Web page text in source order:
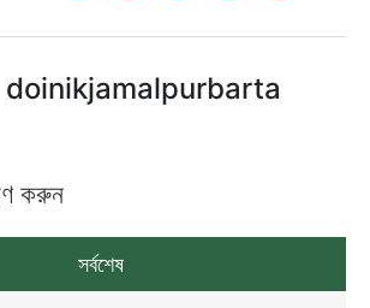
doinikjamalpurbarta
করুন
সর্বশেষ